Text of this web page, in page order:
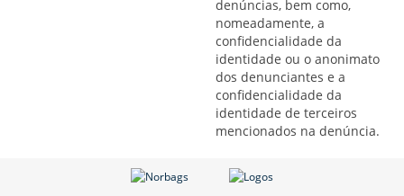
denúncias, bem como,
nomeadamente, a
confidencialidade da
identidade ou o anonimato
dos denunciantes e a
confidencialidade da
identidade de terceiros
mencionados na denúncia.